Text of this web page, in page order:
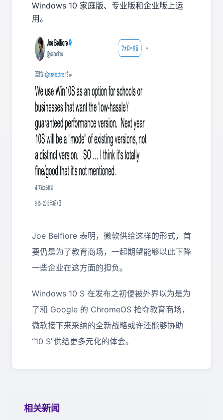
Windows 10 家庭版、专业版和企业版上运
用。
Joe Belfiore 表明，微软供给这样的形式，首
要仍是为了教育商场，一起期望能够以此下降
一些企业在这方面的担负。
Windows 10 S 在发布之初便被外界以为是为
了和 Google 的 ChromeOS 抢夺教育商场，
微软接下来采纳的全新战略或许还能够协助
“10 S”供给更多元化的体会。
相关新闻